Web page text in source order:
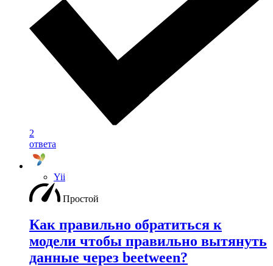
2
ответа
Yii
Простой
Как правильно обратиться к
модели чтобы правильно вытянуть
данные через beetween?